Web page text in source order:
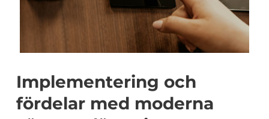
Implementering och
fördelar med moderna